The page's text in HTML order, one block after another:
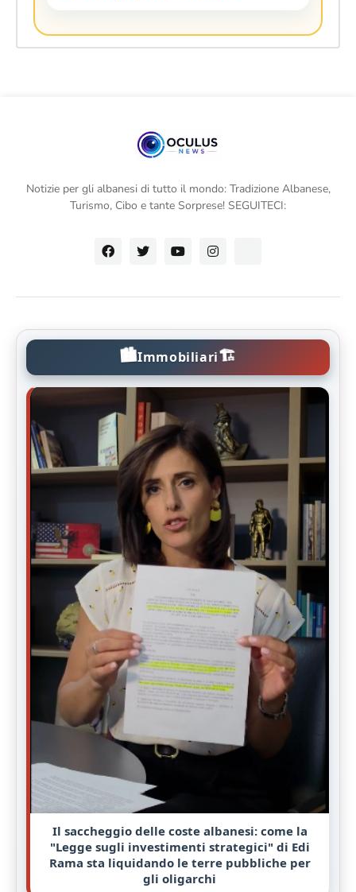
Notizie per gli albanesi di tutto il mondo: Tradizione Albanese,
Turismo, Cibo e tante Sorprese! SEGUITECI:
🏙️Immobiliari🏗️
Il saccheggio delle coste albanesi: come la
"Legge sugli investimenti strategici" di Edi
Rama sta liquidando le terre pubbliche per
gli oligarchi